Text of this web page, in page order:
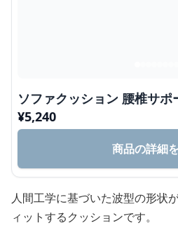
ソファクッション 腰椎サ
¥5,240
商品の詳細
人間工学に基づいた波型の形状
ィットするクッションです。